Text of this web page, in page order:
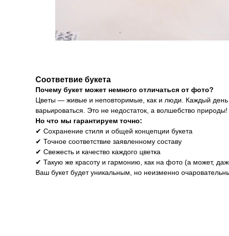
Соответвие букета
Почему букет может немного отличаться от фото?
Цветы — живые и неповторимые, как и люди. Каждый день
варьироваться. Это не недостаток, а волшебство природы!
Но что мы гарантируем точно:
✔ Сохранение стиля и общей концепции букета
✔ Точное соответствие заявленному составу
✔ Свежесть и качество каждого цветка
✔ Такую же красоту и гармонию, как на фото (а может,
Ваш букет будет уникальным, но неизменно